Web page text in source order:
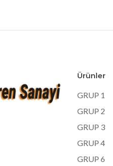
Ürünler
GRUP 1
GRUP 2
GRUP 3
GRUP 4
GRUP 6